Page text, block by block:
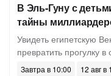
В Эль-Гуну с
тайны
Увидеть египетскую
превратить прогулку
Завтра в 10:00
12 авг в